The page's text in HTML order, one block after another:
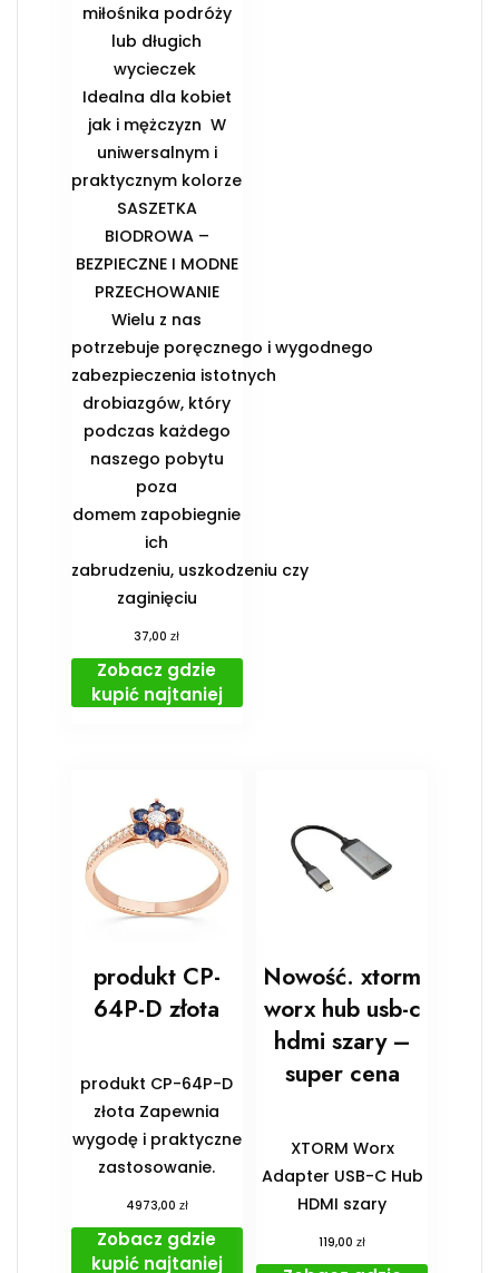
miłośnika podróży
lub długich
wycieczek ️
Idealna dla kobiet
jak i mężczyzn ️ W
uniwersalnym i
praktycznym kolorze
️SASZETKA
BIODROWA –
BEZPIECZNE I MODNE
PRZECHOWANIE️
Wielu z nas
potrzebuje poręcznego i wygodnego
zabezpieczenia istotnych
drobiazgów, który
podczas każdego
naszego pobytu
poza
domem zapobiegnie
ich
zabrudzeniu, uszkodzeniu czy
zaginięciu
37,00zł
Zobacz gdzie
kupić najtaniej
produkt CP-
64P-D złota
produkt CP-64P-D
złota Zapewnia
wygodę i praktyczne
zastosowanie.
4973,00 zł
Zobacz gdzie
kupić najtaniej
Nowość. xtorm
worx hub usb-c
hdmi szary –
super cena
XTORM Worx
Adapter USB-C Hub
HDMI szary
119,00zł